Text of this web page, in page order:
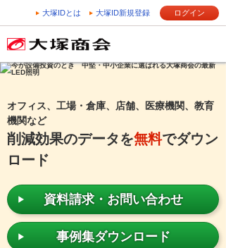
大塚IDとは 大塚ID新規登録 ログイン
オフィス、工場・倉庫、店舗、医療機関、教育
機関など
削減効果のデータを無料でダウン
ロード
資料請求・お問い合わせ
事例集ダウンロード